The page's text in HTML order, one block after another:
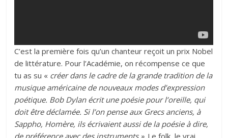
C’est la première fois qu’un chanteur reçoit un prix Nobel
de littérature. Pour l’Académie, on récompense ce que
tu as su « créer dans le cadre de la grande tradition de la
musique américaine de nouveaux modes d’expression
poétique. Bob Dylan écrit une poésie pour l’oreille, qui
doit être déclamée. Si l’on pense aux Grecs anciens, à
Sappho, Homère, ils écrivaient aussi de la poésie à dire,
de préférence avec des instruments ». Le folk, le vrai,